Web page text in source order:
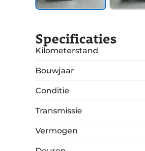
Specificaties
Kilometerstand
Bouwjaar
Conditie
Transmissie
Vermogen